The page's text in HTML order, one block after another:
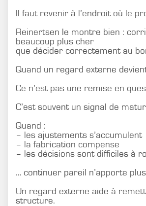
Il faut revenir à l’endroit où le
Reinertsen le montre bien :
beaucoup plus cher
que décider correctement au
Quand un regard externe
Ce n’est pas une remise en
C’est souvent un signal de
Quand :
– les ajustements s’accumulent
– la fabrication compense
– les décisions sont difficiles à
… continuer pareil n’apporte
Un regard externe aide à
structure.